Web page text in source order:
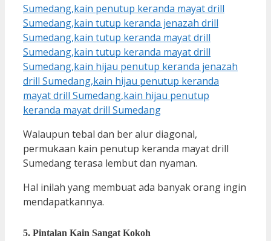
Walaupun tebal dan ber alur diagonal,
permukaan kain penutup keranda mayat drill
Sumedang terasa lembut dan nyaman.
Hal inilah yang membuat ada banyak orang ingin
mendapatkannya.
5. Pintalan Kain Sangat Kokoh